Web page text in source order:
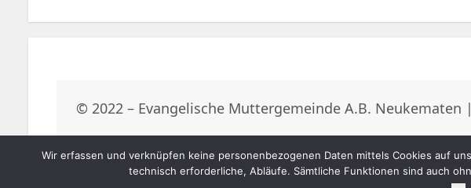
© 2022 – Evangelische Muttergemeinde A.B. Neukematen |
Wir erfassen und verknüpfen keine personenbezogenen Daten mittels Cookies auf
technisch erforderliche, Abläufe. Sämtliche Funktionen sind auch